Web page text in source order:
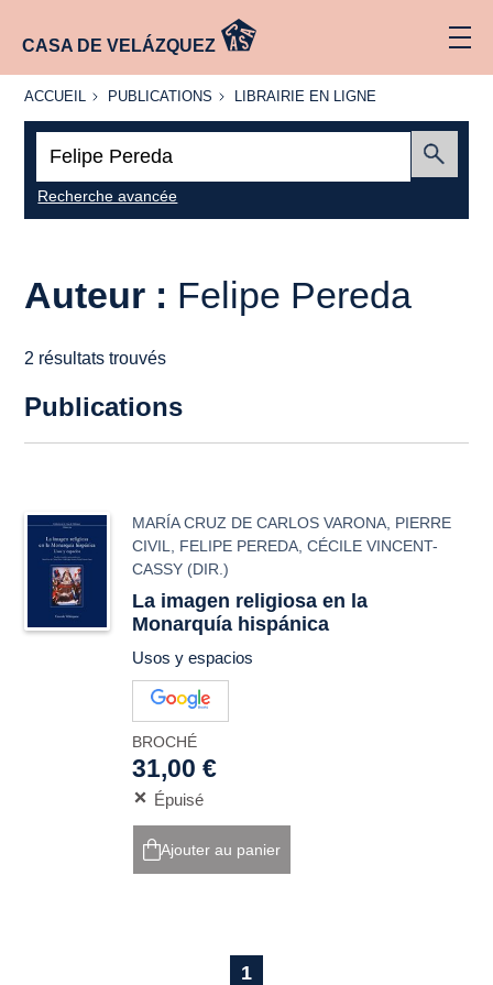
CASA DE VELÁZQUEZ
ACCUEIL
ACCUEIL PUBLICATIONS
PUBLICATIONS
LIBRAIRIE
LIBRAIRIE EN LIGNE
Recherche avancée
Auteur : Felipe Pereda
2 résultats trouvés
Publications
MARÍA CRUZ DE CARLOS VARONA PIERRE
CIVIL
FELIPE PEREDA ,CÉCILE VINCENT-
CASSY (DIR.)
La imagen religiosa en la
Monarquía hispánica
Usos y espacios
BROCHÉ
31,00 €
Épuisé
Ajouter au panier
1